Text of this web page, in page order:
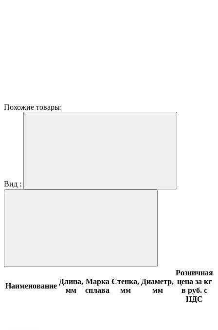
Похожие товары:
Вид :
Наименование
Длина,
мм
Марка
сплава
Стенка,
мм
Диаметр,
мм
Розничная
цена за кг
в руб. с
НДС